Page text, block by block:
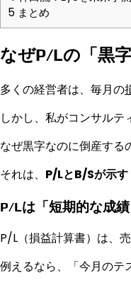
5 まとめ
なぜP/Lの「黒
多くの経営者は、毎月の
しかし、私がコンサル
なぜ黒字なのに倒産する
それは、 P/LとB/Sが示
P/Lは「短期的な成
P/L（損益計算書）は、
例えるなら、「今月のテ